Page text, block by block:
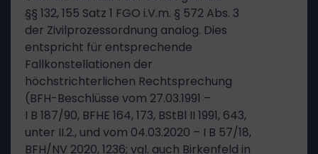
§§ 132, 155 Satz 1 FGO i.V.m. § 572 Abs. 3
der Zivilprozessordnung analog. Dies
entspricht für entsprechende
Fallkonstellationen der
höchstrichterlichen Rechtsprechung
(BFH-Beschlüsse vom 27.03.1991 –
I B 187/90, BFHE 164, 173, BStBl II 1991, 643,
unter II.2., und vom 04.03.2020 – I B 57/18,
BFH/NV 2020, 1236; vgl. auch Birkenfeld in